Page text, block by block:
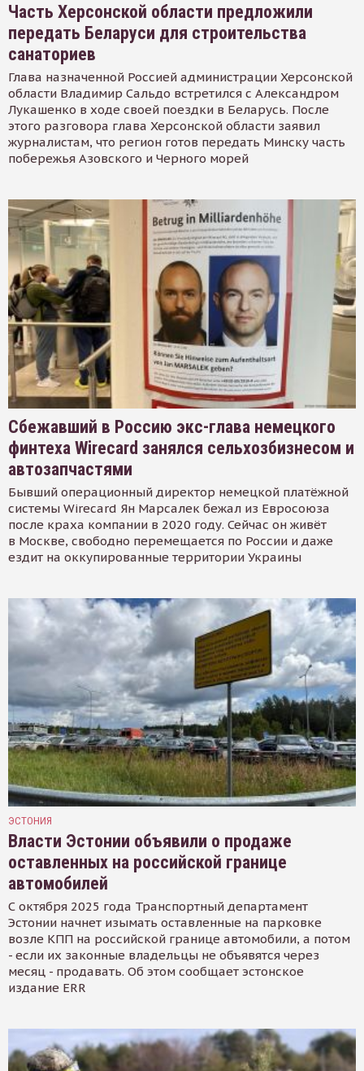
Часть Херсонской области предложили
передать Беларуси для строительства
санаториев
Глава назначенной Россией администрации Херсонской
области Владимир Сальдо встретился с Александром
Лукашенко в ходе своей поездки в Беларусь. После
этого разговора глава Херсонской области заявил
журналистам, что регион готов передать Минску часть
побережья Азовского и Черного морей
Сбежавший в Россию экс-глава немецкого
финтеха Wirecard занялся сельхозбизнесом и
автозапчастями
Бывший операционный директор немецкой платёжной
системы Wirecard Ян Марсалек бежал из Евросоюза
после краха компании в 2020 году. Сейчас он живёт
в Москве, свободно перемещается по России и даже
ездит на оккупированные территории Украины
ЭСТОНИЯ
Власти Эстонии объявили о продаже
оставленных на российской границе
автомобилей
С октября 2025 года Транспортный департамент
Эстонии начнет изымать оставленные на парковке
возле КПП на российской границе автомобили, а потом
- если их законные владельцы не объявятся через
месяц - продавать. Об этом сообщает эстонское
издание ERR